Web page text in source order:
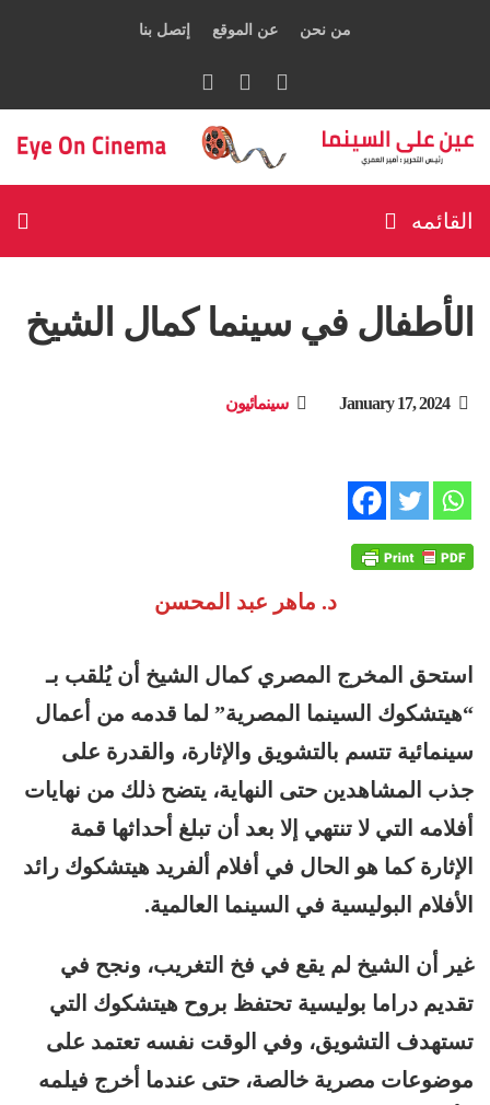
من نحن عن الموقع إتصل بنا
القائمه
الأطفال في سينما كمال الشيخ
January 17, 2024 سينمائيون
د. ماهر عبد المحسن
استحق المخرج المصري كمال الشيخ أن يُلقب بـ
“هيتشكوك السينما المصرية” لما قدمه من أعمال
سينمائية تتسم بالتشويق والإثارة، والقدرة على
جذب المشاهدين حتى النهاية، يتضح ذلك من نهايات
أفلامه التي لا تنتهي إلا بعد أن تبلغ أحداثها قمة
الإثارة كما هو الحال في أفلام ألفريد هيتشكوك رائد
الأفلام البوليسية في السينما العالمية.
غير أن الشيخ لم يقع في فخ التغريب، ونجح في
تقديم دراما بوليسية تحتفظ بروح هيتشكوك التي
تستهدف التشويق، وفي الوقت نفسه تعتمد على
موضوعات مصرية خالصة، حتى عندما أخرج فيلمه